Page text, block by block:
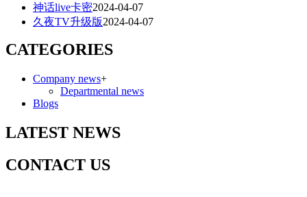
神话live卡密2024-04-07
久夜TV升级版2024-04-07
CATEGORIES
Company news+
Departmental news
Blogs
LATEST NEWS
CONTACT US